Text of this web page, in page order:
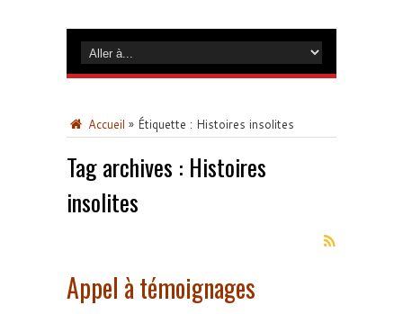
Accueil » Étiquette : Histoires insolites
Tag archives : Histoires
insolites
Appel à témoignages